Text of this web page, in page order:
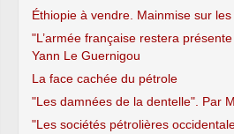
Éthiopie à vendre. Mainmise sur
"L’armée française restera
Yann Le Guernigou
La face cachée du pétrole
"Les damnées de la dentelle". Par
"Les sociétés pétrolières